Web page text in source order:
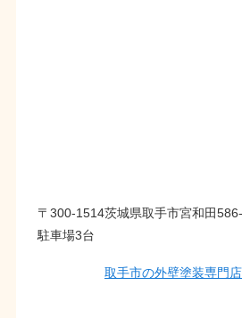
〒300-1514茨城県取手市宮和田
駐車場3台
取手市の外壁塗装専門